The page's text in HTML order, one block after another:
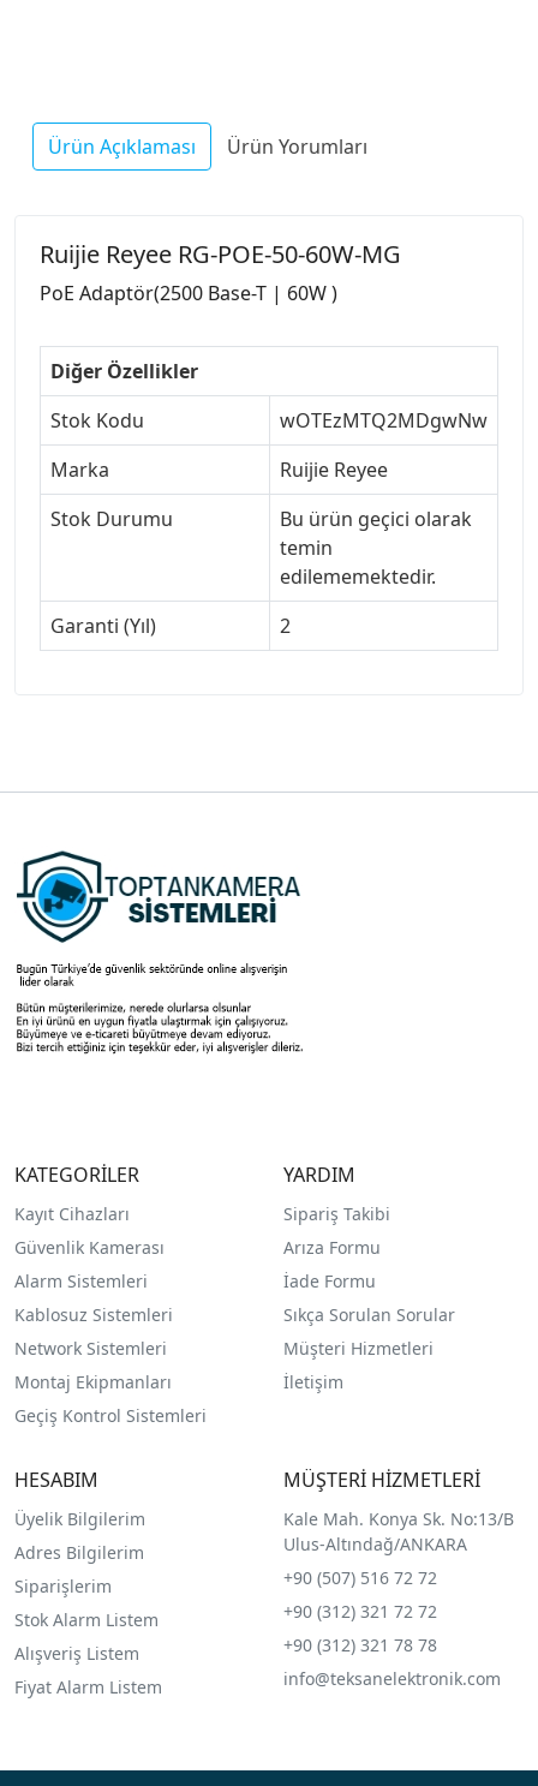
Ürün Açıklaması Ürün Yorumları
Ruijie Reyee RG-POE-50-60W-MG
PoE Adaptör(2500 Base-T | 60W )
Diğer Özellikler
Stok Kodu
wOTEzMTQ2MDgwNw
Marka
Ruijie Reyee
Stok Durumu
Bu ürün geçici olarak
temin
edilememektedir.
Garanti (Yıl)
2
KATEGORİLER
Kayıt Cihazları
Güvenlik Kamerası
Alarm Sistemleri
Kablosuz Sistemleri
Network Sistemleri
Montaj Ekipmanları
Geçiş Kontrol Sistemleri
YARDIM
Sipariş Takibi
Arıza Formu
İade Formu
Sıkça Sorulan Sorular
Müşteri Hizmetleri
İletişim
HESABIM
Üyelik Bilgilerim
Adres Bilgilerim
Siparişlerim
Stok Alarm Listem
Alışveriş Listem
Fiyat Alarm Listem
MÜŞTERİ HİZMETLERİ
Kale Mah. Konya Sk. No:13/B
Ulus-Altındağ/ANKARA
+90 (507) 516 72 72
+90 (312) 321 72 72
+90 (312) 321 78 78
info@teksanelektronik.com